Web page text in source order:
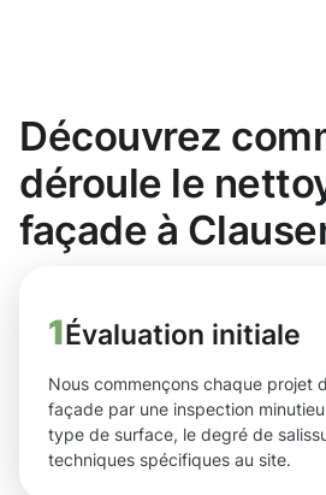
Découvrez
déroule le
façade à
1Évaluation initiale
Nous commençons chaque projet
façade par une inspection
type de surface, le degré de
techniques spécifiques au site.